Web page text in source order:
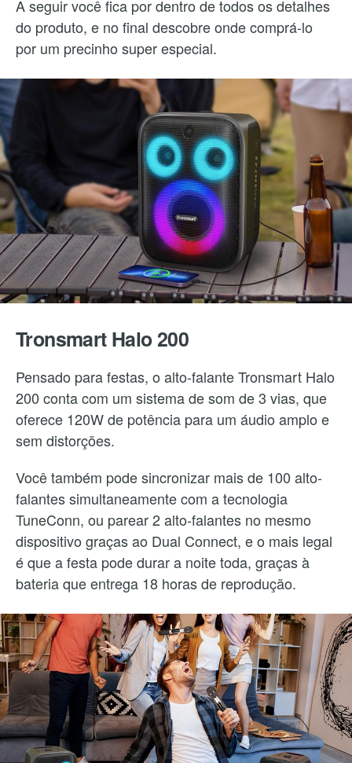
A seguir você fica por dentro de todos os detalhes
do produto, e no final descobre onde comprá-lo
por um precinho super especial.
Tronsmart Halo 200
Pensado para festas, o alto-falante Tronsmart Halo
200 conta com um sistema de som de 3 vias, que
oferece 120W de potência para um áudio amplo e
sem distorções.
Você também pode sincronizar mais de 100 alto-
falantes simultaneamente com a tecnologia
TuneConn, ou parear 2 alto-falantes no mesmo
dispositivo graças ao Dual Connect, e o mais legal
é que a festa pode durar a noite toda, graças à
bateria que entrega 18 horas de reprodução.